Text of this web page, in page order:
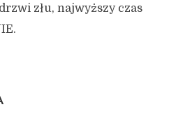
złu, najwyższy czas